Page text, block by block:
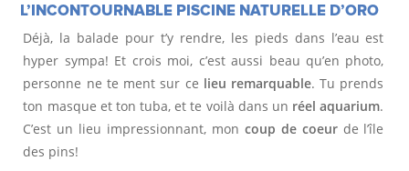
A
T
I
O
L’INCONTOURNABLE PISCINE NATURELLE D’ORO
Déjà, la balade pour t’y rendre, les pieds dans l’eau est
hyper sympa! Et crois moi, c’est aussi beau qu’en photo,
personne ne te ment sur ce lieu remarquable. Tu prends
ton masque et ton tuba, et te voilà dans un réel aquarium.
C’est un lieu impressionnant, mon coup de coeurde l’île
des pins!